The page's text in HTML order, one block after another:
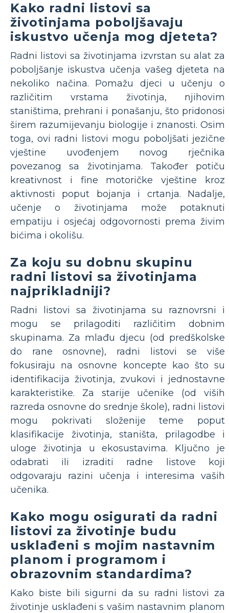
Kako radni listovi sa
životinjama poboljšavaju
iskustvo učenja mog djeteta?
Radni listovi sa životinjama izvrstan su alat za
poboljšanje iskustva učenja vašeg djeteta na
nekoliko načina. Pomažu djeci u učenju o
različitim vrstama životinja, njihovim
staništima, prehrani i ponašanju, što pridonosi
širem razumijevanju biologije i znanosti. Osim
toga, ovi radni listovi mogu poboljšati jezične
vještine uvođenjem novog rječnika
povezanog sa životinjama. Također potiču
kreativnost i fine motoričke vještine kroz
aktivnosti poput bojanja i crtanja. Nadalje,
učenje o životinjama može potaknuti
empatiju i osjećaj odgovornosti prema živim
bićima i okolišu.
Za koju su dobnu skupinu
radni listovi sa životinjama
najprikladniji?
Radni listovi sa životinjama su raznovrsni i
mogu se prilagoditi različitim dobnim
skupinama. Za mlađu djecu (od predškolske
do rane osnovne), radni listovi se više
fokusiraju na osnovne koncepte kao što su
identifikacija životinja, zvukovi i jednostavne
karakteristike. Za starije učenike (od viših
razreda osnovne do srednje škole), radni listovi
mogu pokrivati ​​složenije teme poput
klasifikacije životinja, staništa, prilagodbe i
uloge životinja u ekosustavima. Ključno je
odabrati ili izraditi radne listove koji
odgovaraju razini učenja i interesima vaših
učenika.
Kako mogu osigurati da radni
listovi za životinje budu
usklađeni s mojim nastavnim
planom i programom i
obrazovnim standardima?
Kako biste bili sigurni da su radni listovi za
životinje usklađeni s vašim nastavnim planom